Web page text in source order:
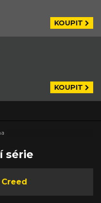
KOUPIT
KOUPIT
série